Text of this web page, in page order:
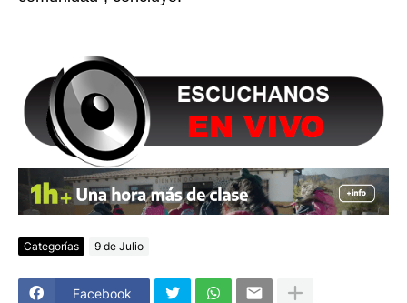
Categorías 9 de Julio
Facebook